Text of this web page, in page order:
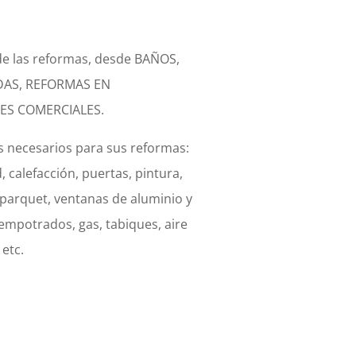
las reformas, desde BAÑOS,
REFORMAS EN
COMERCIALES.
para sus reformas:
calefacción, puertas, pintura,
ventanas de aluminio y
gas, tabiques, aire